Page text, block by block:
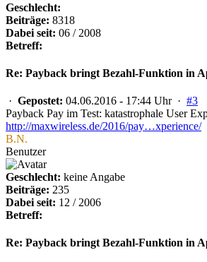
Geschlecht:
Beiträge: 8318
Dabei seit: 06 / 2008
Betreff:
Re: Payback bringt Bezahl-Funktion in
· Gepostet: 04.06.2016 - 17:44 Uhr · #3
Payback Pay im Test: katastrophale User
http://maxwireless.de/2016/pay…xperience/
B.N.
Benutzer
Geschlecht: keine Angabe
Beiträge: 235
Dabei seit: 12 / 2006
Betreff:
Re: Payback bringt Bezahl-Funktion in